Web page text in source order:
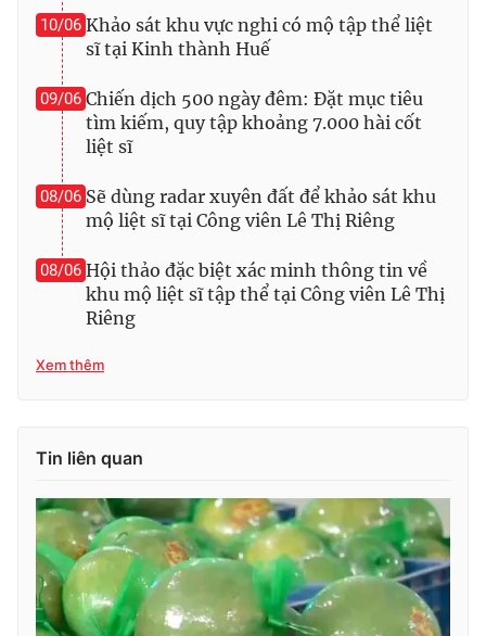
10/06 Khảo sát khu vực nghi có mộ tập thể liệt
sĩ tại Kinh thành Huế
09/06 Chiến dịch 500 ngày đêm: Đặt mục tiêu
tìm kiếm, quy tập khoảng 7.000 hài cốt
liệt sĩ
08/06 Sẽ dùng radar xuyên đất để khảo sát khu
mộ liệt sĩ tại Công viên Lê Thị Riêng
08/06 Hội thảo đặc biệt xác minh thông tin về
khu mộ liệt sĩ tập thể tại Công viên Lê Thị
Riêng
Xem thêm
Tin liên quan